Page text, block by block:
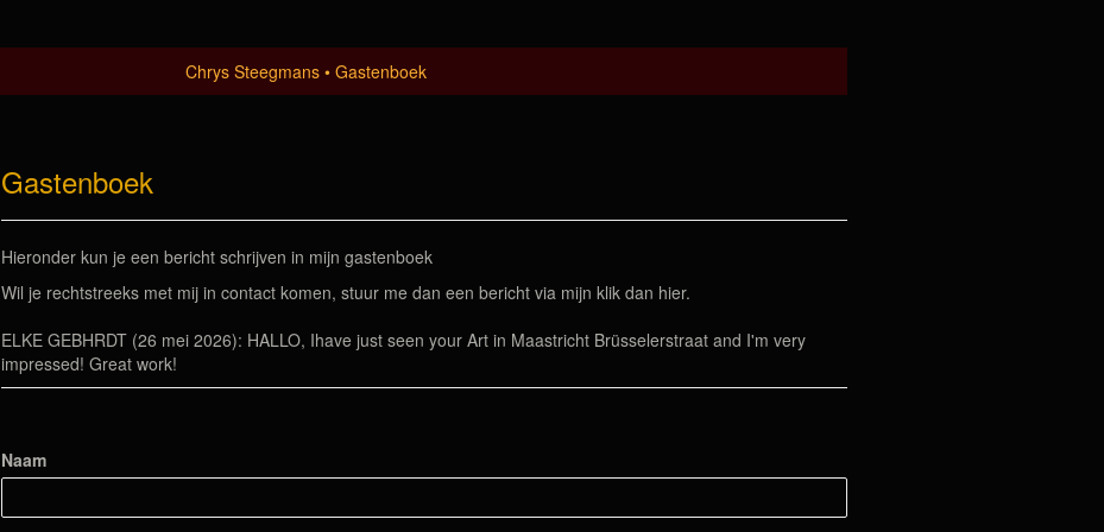
Chrys Steegmans Gastenboek
Gastenboek
Hieronder kun je een bericht schrijven in mijn gastenboek
Wil je rechtstreeks met mij in contact komen, stuur me dan een bericht via mijn klik dan hier.
ELKE GEBHRDT (26 mei 2026): HALLO, Ihave just seen your Art in Maastricht Brüsselerstraat and I'm very
impressed! Great work!
Naam